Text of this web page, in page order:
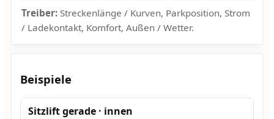
Treiber:Streckenlänge / Kurven, Parkposition, Strom
/ Ladekontakt, Komfort, Außen / Wetter.
Beispiele
Sitzlift gerade · innen